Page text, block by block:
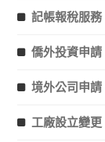
記帳報稅服務
僑外投資申請
境外公司申請
工廠設立變更